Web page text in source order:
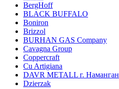
BergHoff
BLACK BUFFALO
Boniron
Brizzol
BURHAN GAS Company
Cavagna Group
Coppercraft
Cu Artigiana
DAVR METALL г. Наманган
Dzierzak